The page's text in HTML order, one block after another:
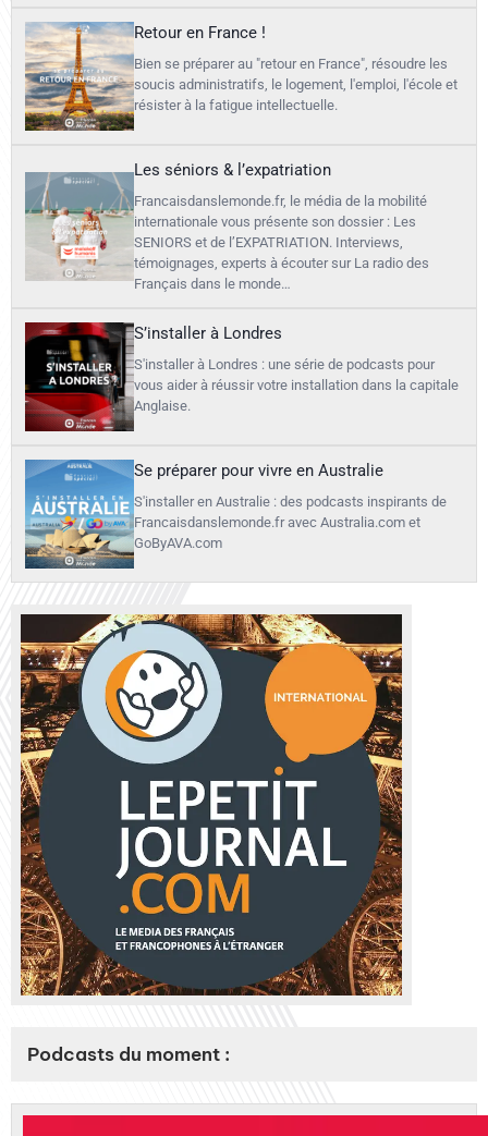
Retour en France !
Bien se préparer au "retour en France", résoudre les
soucis administratifs, le logement, l'emploi, l'école et
résister à la fatigue intellectuelle.
Les séniors & l’expatriation
Francaisdanslemonde.fr, le média de la mobilité
internationale vous présente son dossier : Les
SENIORS et de l’EXPATRIATION. Interviews,
témoignages, experts à écouter sur La radio des
Français dans le monde…
S’installer à Londres
S'installer à Londres : une série de podcasts pour
vous aider à réussir votre installation dans la capitale
Anglaise.
Se préparer pour vivre en Australie
S'installer en Australie : des podcasts inspirants de
Francaisdanslemonde.fr avec Australia.com et
GoByAVA.com
Podcasts du moment :